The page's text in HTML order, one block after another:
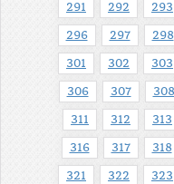
291 292 293
296 297 298
301 302 303
306 307 308
311 312 313
316 317 318
321 322 323